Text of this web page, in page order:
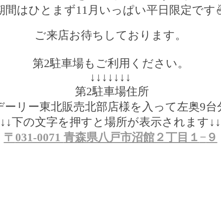
間はひとまず11 月いっぱい平日限定です
ご来店お待ちしております。
第2駐車場もご利用ください。
↓↓↓↓↓↓↓
第2駐車場住所
ーリー東北販売北部店様を入って左奥9台
下の文字を押すと場所が表示されます
〒 031-0071 青森県八戸市沼館２丁目１ − ９